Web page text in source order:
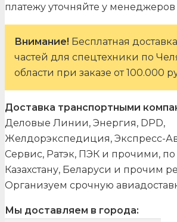
платежу уточняйте у
Внимание! Бесплатная
частей для спецтехники по
области при заказе от 100.000
Доставка транспортными
Деловые Линии, Энергия, DPD,
Желдорэкспедиция, Экспресс-
Сервис, Ратэк, ПЭК и прочими,
Казахстану, Беларуси и прочим
Организуем срочную
Мы доставляем в города: